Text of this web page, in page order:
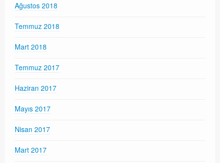
Ağustos 2018
Temmuz 2018
Mart 2018
Temmuz 2017
Haziran 2017
Mayıs 2017
Nisan 2017
Mart 2017